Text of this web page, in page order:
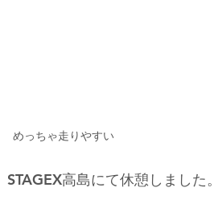
めっちゃ走りやすい
高島にて休憩しました